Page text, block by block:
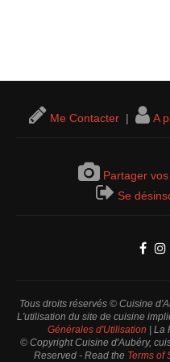
Me Contacter | A
Partager
Se
Tous droits réservés © Cuisine
L'utilisation du site de cuisine
Générales d'Utilisation |
© Copyright Cuisine d'Aubéry,
Reserved - Read the Terms of